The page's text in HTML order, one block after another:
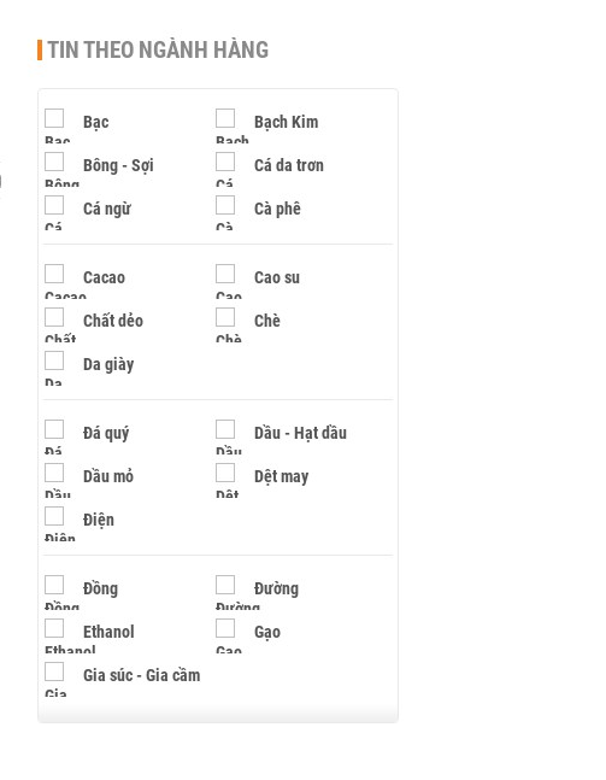
TIN THEO NGÀNH HÀNG
Bạc Bạch Kim
Bông - Sợi Cá da trơn
Cá ngừ Cà phê
Cacao Cao su
Chất dẻo Chè
Da giày
Đá quý Dầu - Hạt dầu
Dầu mỏ Dệt may
Điện
Đồng Đường
Ethanol Gạo
Gia súc - Gia cầm